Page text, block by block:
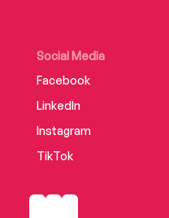
Social Media
Facebook
LinkedIn
Instagram
TikTok